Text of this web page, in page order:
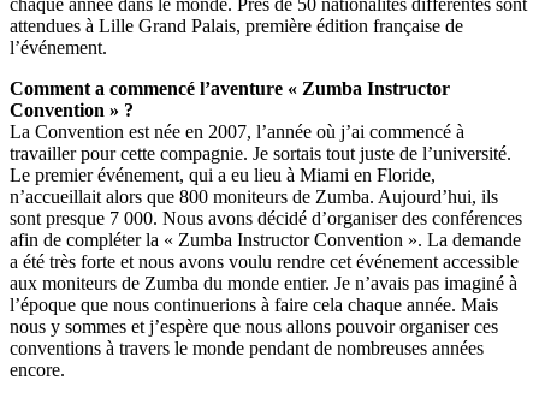
attendues à Lille Grand Palais, première édition française de
l’événement.
Comment a commencé l’aventure « Zumba Instructor
Convention » ?
La Convention est née en 2007, l’année où j’ai commencé à
travailler pour cette compagnie. Je sortais tout juste de l’université.
Le premier événement, qui a eu lieu à Miami en Floride,
n’accueillait alors que 800 moniteurs de Zumba. Aujourd’hui, ils
sont presque 7 000. Nous avons décidé d’organiser des conférences
afin de compléter la « Zumba Instructor Convention ». La demande
a été très forte et nous avons voulu rendre cet événement accessible
aux moniteurs de Zumba du monde entier. Je n’avais pas imaginé à
l’époque que nous continuerions à faire cela chaque année. Mais
nous y sommes et j’espère que nous allons pouvoir organiser ces
conventions à travers le monde pendant de nombreuses années
encore.